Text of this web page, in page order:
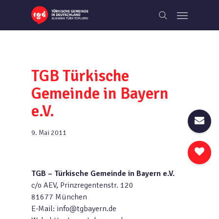
main
search
Menu
TGB Türkische
Gemeinde in Bayern
e.V.
9. Mai 2011
TGB – Türkische Gemeinde in Bayern e.V.
c/o AEV, Prinzregentenstr. 120
81677 München
E-Mail: info@tgbayern.de